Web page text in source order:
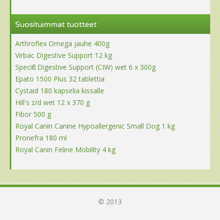
Suosituimmat tuotteet
Arthroflex Omega jauhe 400g
Virbac Digestive Support 12 kg
Specific Digestive Support (CIW) wet 6 x 300g
Epato 1500 Plus 32 tablettia
Cystaid 180 kapselia kissalle
Hill's z/d wet 12 x 370 g
Fibor 500 g
Royal Canin Canine Hypoallergenic Small Dog 1 kg
Pronefra 180 ml
Royal Canin Feline Mobility 4 kg
© 2013